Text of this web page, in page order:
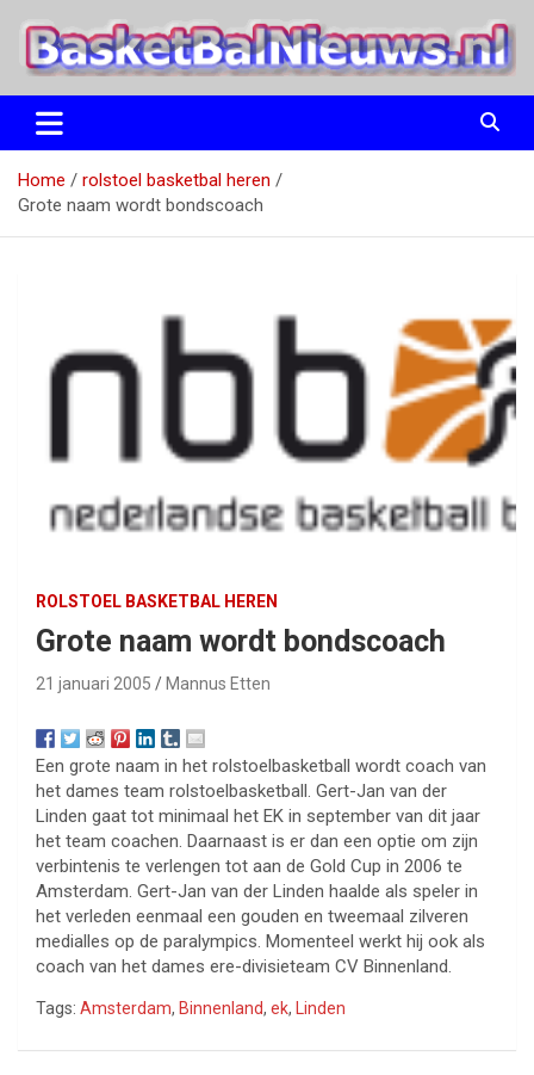
naar
BasketBalNieuws.nl
Etten
Home
rolstoel basketbal heren
Grote naam wordt bondscoach
ROLSTOEL BASKETBAL HEREN
Grote naam wordt bondscoach
21 januari 2005 Mannus Etten
Een grote naam in het rolstoelbasketball wordt coach van
het dames team rolstoelbasketball. Gert-Jan van der
Linden gaat tot minimaal het EK in september van dit jaar
het team coachen. Daarnaast is er dan een optie om zijn
verbintenis te verlengen tot aan de Gold Cup in 2006 te
Amsterdam. Gert-Jan van der Linden haalde als speler in
het verleden eenmaal een gouden en tweemaal zilveren
medialles op de paralympics. Momenteel werkt hij ook als
coach van het dames ere-divisieteam CV Binnenland.
Tags: Amsterdam, Binnenland, ek, Linden